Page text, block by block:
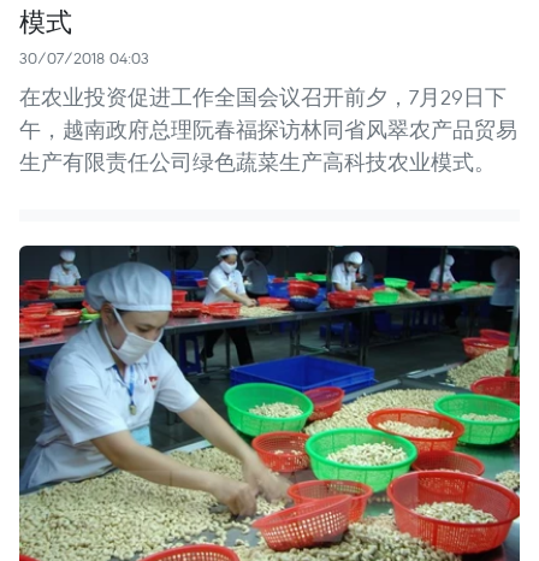
模式
30/07/2018 04:03
在农业投资促进工作全国会议召开前夕，7月29日下
午，越南政府总理阮春福探访林同省风翠农产品贸易
生产有限责任公司绿色蔬菜生产高科技农业模式。